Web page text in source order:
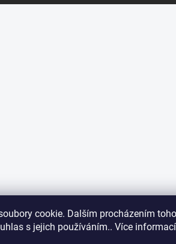
cookie. Dalším procházením
s jejich používáním.. Více informací